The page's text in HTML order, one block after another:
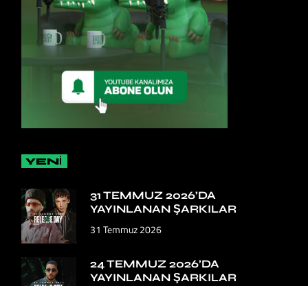
YENİ
31 TEMMUZ 2026’DA
YAYINLANAN ŞARKILAR
31 Temmuz 2026
24 TEMMUZ 2026’DA
YAYINLANAN ŞARKILAR